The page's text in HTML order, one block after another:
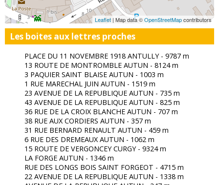
Leaflet | Map data ©OpenStreetMapcontributors
Les boites aux lettres proches
PLACE DU 11 NOVEMBRE 1918 ANTULLY - 9787 m
13 ROUTE DE MONTROMBLE AUTUN - 8124 m
3 PAQUIER SAINT BLAISE AUTUN - 1003 m
1 RUE MARECHAL JUIN AUTUN - 1519 m
23 AVENUE DE LA REPUBLIQUE AUTUN - 735 m
43 AVENUE DE LA REPUBLIQUE AUTUN - 825 m
36 RUE DE LA CROIX BLANCHE AUTUN - 707 m
38 RUE AUX CORDIERS AUTUN - 357 m
31 RUE BERNARD RENAULT AUTUN - 459 m
6 RUE DES DREMEAUX AUTUN - 1062 m
15 ROUTE DE VERGONCEY CURGY - 9324 m
LA FORGE AUTUN - 1346 m
RUE DES LONGS BOIS SAINT FORGEOT - 4715 m
22 AVENUE DE LA REPUBLIQUE AUTUN - 1338 m